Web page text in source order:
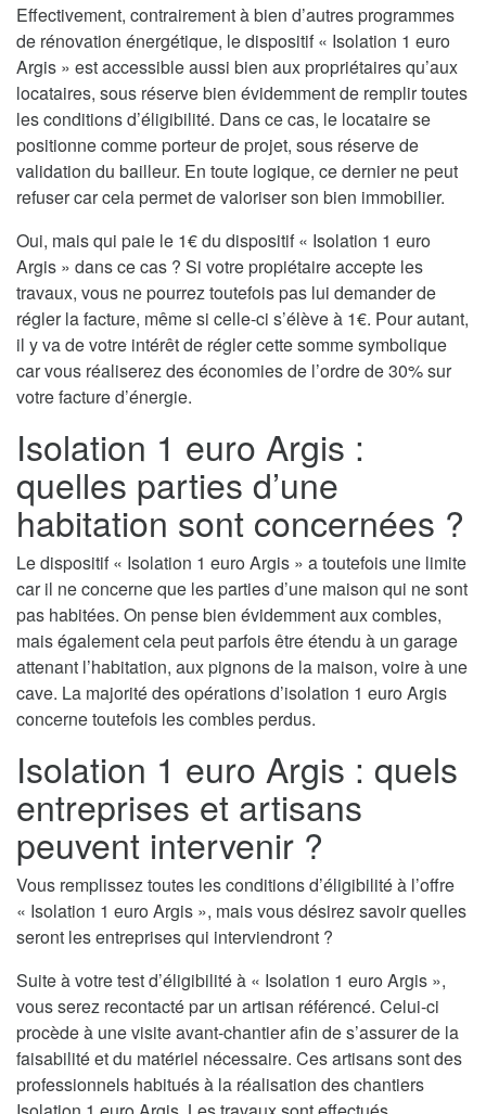
Effectivement, contrairement à bien d’autres programmes
de rénovation énergétique, le dispositif « Isolation 1 euro
Argis » est accessible aussi bien aux propriétaires qu’aux
locataires, sous réserve bien évidemment de remplir toutes
les conditions d’éligibilité. Dans ce cas, le locataire se
positionne comme porteur de projet, sous réserve de
validation du bailleur. En toute logique, ce dernier ne peut
refuser car cela permet de valoriser son bien immobilier.
Oui, mais qui paie le 1€ du dispositif « Isolation 1 euro
Argis » dans ce cas ? Si votre propiétaire accepte les
travaux, vous ne pourrez toutefois pas lui demander de
régler la facture, même si celle-ci s’élève à 1€. Pour autant,
il y va de votre intérêt de régler cette somme symbolique
car vous réaliserez des économies de l’ordre de 30% sur
votre facture d’énergie.
Isolation 1 euro Argis :
quelles parties d’une
habitation sont concernées ?
Le dispositif « Isolation 1 euro Argis » a toutefois une limite
car il ne concerne que les parties d’une maison qui ne sont
pas habitées. On pense bien évidemment aux combles,
mais également cela peut parfois être étendu à un garage
attenant l’habitation, aux pignons de la maison, voire à une
cave. La majorité des opérations d’isolation 1 euro Argis
concerne toutefois les combles perdus.
Isolation 1 euro Argis : quels
entreprises et artisans
peuvent intervenir ?
Vous remplissez toutes les conditions d’éligibilité à l’offre
« Isolation 1 euro Argis », mais vous désirez savoir quelles
seront les entreprises qui interviendront ?
Suite à votre test d’éligibilité à « Isolation 1 euro Argis »,
vous serez recontacté par un artisan référencé. Celui-ci
procède à une visite avant-chantier afin de s’assurer de la
faisabilité et du matériel nécessaire. Ces artisans sont des
professionnels habitués à la réalisation des chantiers